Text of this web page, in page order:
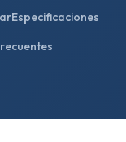
Especificaciones